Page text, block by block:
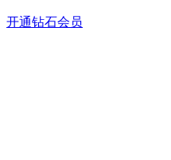
开通钻石会员